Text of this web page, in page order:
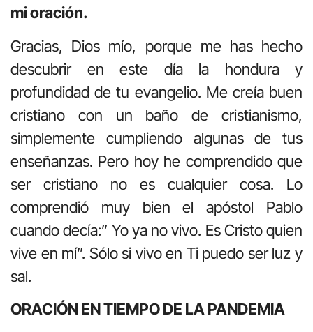
mi oración.
Gracias, Dios mío, porque me has hecho
descubrir en este día la hondura y
profundidad de tu evangelio. Me creía buen
cristiano con un baño de cristianismo,
simplemente cumpliendo algunas de tus
enseñanzas. Pero hoy he comprendido que
ser cristiano no es cualquier cosa. Lo
comprendió muy bien el apóstol Pablo
cuando decía:” Yo ya no vivo. Es Cristo quien
vive en mí”. Sólo si vivo en Ti puedo ser luz y
sal.
ORACIÓN EN TIEMPO DE LA PANDEMIA